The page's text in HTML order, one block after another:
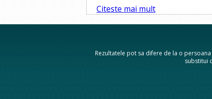
Citeste mai mult
Rezultatele pot sa difere de la o
substitui